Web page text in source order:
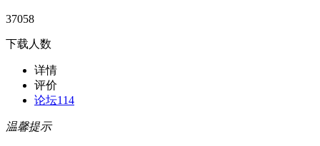
37058
下载人数
详情
评价
论坛114
温馨提示